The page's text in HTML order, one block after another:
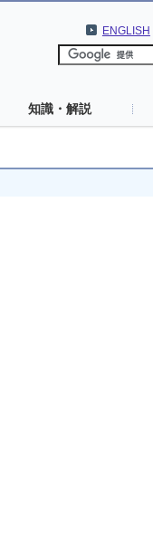
ENGLISH
知識・解説